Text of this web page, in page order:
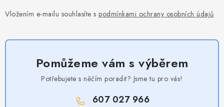
Vložením e-mailu souhlasíte s podmínkami ochrany osobních údajů
Pomůžeme vám s výběrem
Potřebujete s něčím poradit? Jsme tu pro vás!
607 027 966